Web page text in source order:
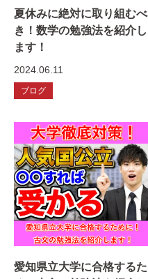
夏休みに絶対に取り組むべ
き！数学の勉強法を紹介し
ます！
2024.06.11
ブログ
愛知県立大学に合格するた